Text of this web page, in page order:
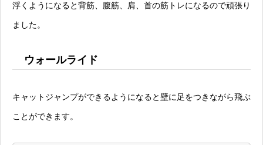
浮くようになると背筋、腹筋、肩、首の筋トレになるので頑張り
ました。
ウォールライド
キャットジャンプができるようになると壁に足をつきながら飛ぶ
ことができます。